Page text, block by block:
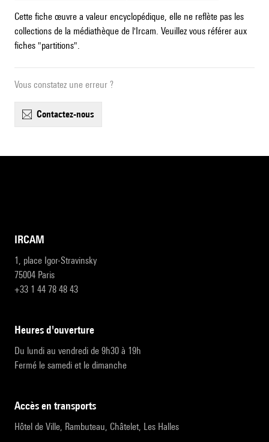
Cette fiche œuvre a valeur encyclopédique, elle ne reflète pas les
collections de la médiathèque de l'Ircam. Veuillez vous référer aux
fiches "partitions".
Vous constatez une erreur ?
contactez-nous
IRCAM
1, place Igor-Stravinsky
75004 Paris
+33 1 44 78 48 43
heures d'ouverture
Du lundi au vendredi de 9h30 à 19h
Fermé le samedi et le dimanche
accès en transports
Hôtel de Ville, Rambuteau, Châtelet, Les Halles